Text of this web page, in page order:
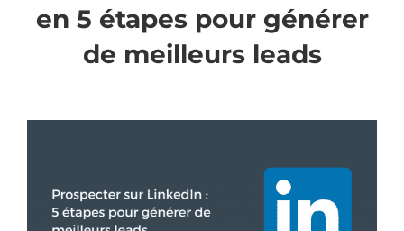
en 5 étapes pour générer
de meilleurs leads